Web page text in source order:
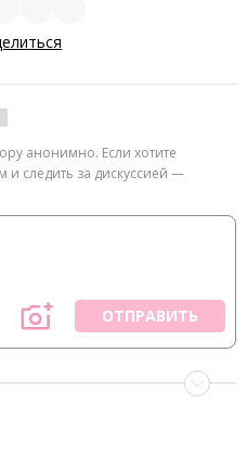
анонимно. Если хотите
следить за дискуссией —
ОТПРАВИТЬ